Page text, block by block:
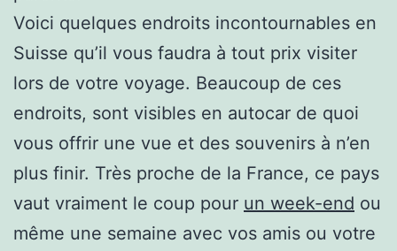
Voici quelques endroits incontournables en
Suisse qu’il vous faudra à tout prix visiter
lors de votre voyage. Beaucoup de ces
endroits, sont visibles en autocar de quoi
vous offrir une vue et des souvenirs à n’en
plus finir. Très proche de la France, ce pays
vaut vraiment le coup pour un week-end ou
même une semaine avec vos amis ou votre